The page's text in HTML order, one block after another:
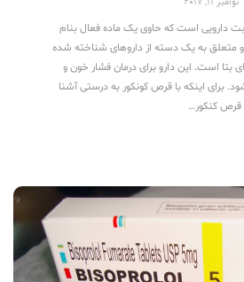
دارویی است که حاوی یک ماده فعال بنام
متعلق به یک دسته از داروهای شناخته شده
بتا است. این دارو برای درمان فشار خون و
برای اینکه با قرص کونکور به درستی آشنا
قرص کنکور…